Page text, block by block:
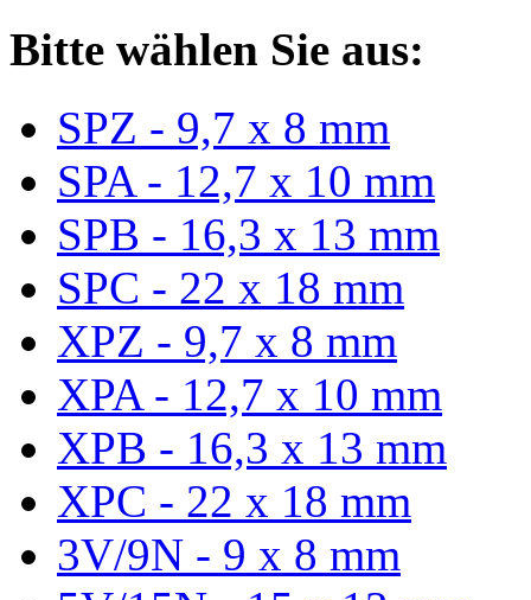
Bitte wählen Sie aus:
SPZ - 9,7 x 8 mm
SPA - 12,7 x 10 mm
SPB - 16,3 x 13 mm
SPC - 22 x 18 mm
XPZ - 9,7 x 8 mm
XPA - 12,7 x 10 mm
XPB - 16,3 x 13 mm
XPC - 22 x 18 mm
3V/9N - 9 x 8 mm